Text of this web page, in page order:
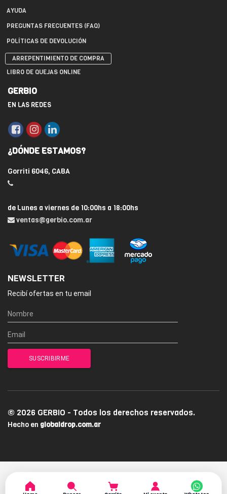
AYUDA
PREGUNTAS FRECUENTES (FAQ)
POLÍTICAS DE DEVOLUCIÓN
ARREPENTIMIENTO DE COMPRA
LIBRO DE QUEJAS ONLINE
GERBIO
EN LAS REDES
¿DÓNDE ESTAMOS?
Gorriti 6046, CABA
de Lunes a viernes de 10:00hs a 18:00hs
ventas@gerbio.com.ar
NEWSLETTER
Recibí ofertas en tu email
© 2026 GERBIO - Todos los derechos reservados.
Hecho en globaldrop.com.ar